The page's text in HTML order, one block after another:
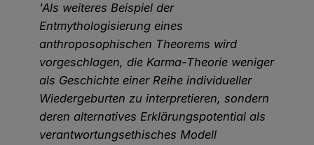
'Als weiteres Beispiel der
Entmythologisierung eines
anthroposophischen Theorems wird
vorgeschlagen, die Karma-Theorie weniger
als Geschichte einer Reihe individueller
Wiedergeburten zu interpretieren, sondern
deren alternatives Erklärungspotential als
verantwortungsethisches Modell